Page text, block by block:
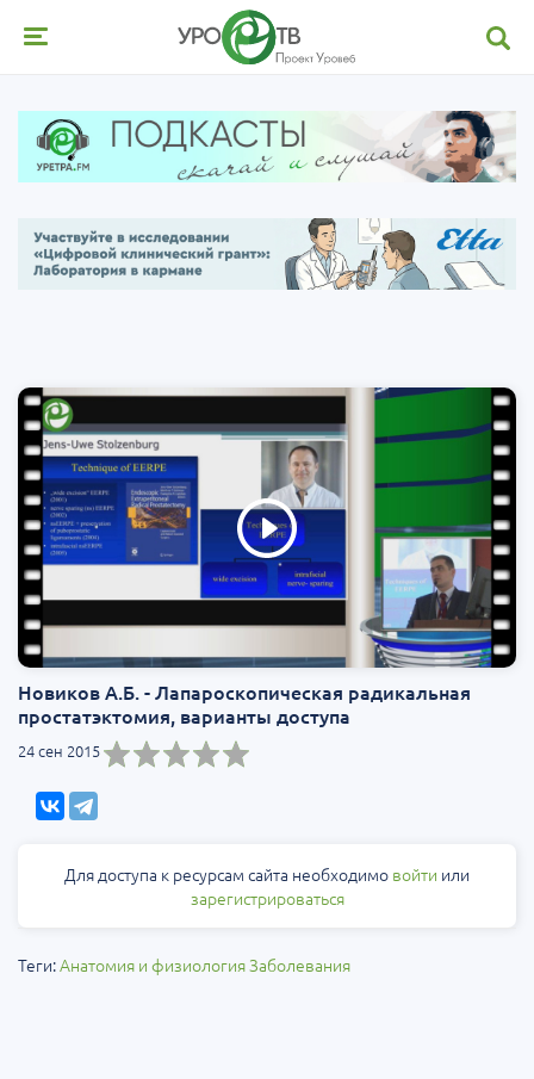
Новиков А.Б. - Лапароскопическая радикальная
простатэктомия, варианты доступа
24 сен 2015
Для доступа к ресурсам сайта необходимо войти или
зарегистрироваться
Теги:Анатомия и физиологияЗаболевания